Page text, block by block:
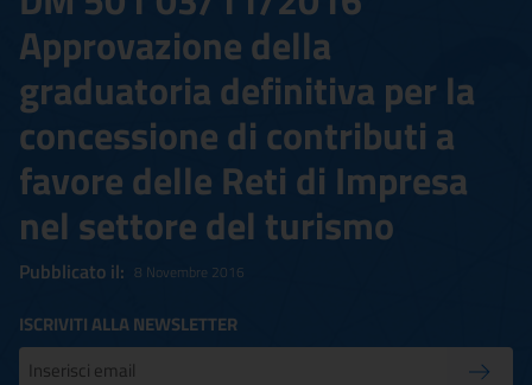
Approvazione della
graduatoria definitiva per la
concessione di contributi a
favore delle Reti di Impresa
nel settore del turismo
Pubblicato il: 8 Novembre 2016
ISCRIVITI ALLA NEWSLETTER
Inserisci la tua mail